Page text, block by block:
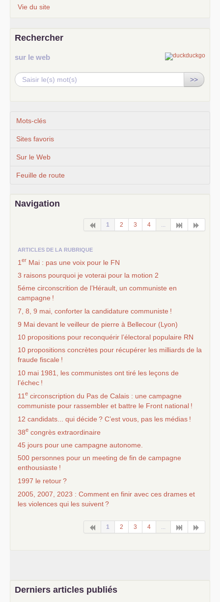
Vie du site
Rechercher
sur le web
>>
Mots-clés
Sites favoris
Sur le Web
Feuille de route
Navigation
1 2 3 4
ARTICLES DE LA RUBRIQUE
1 er Mai : pas une voix pour le FN
3 raisons pourquoi je voterai pour la motion 2
5éme circonscrition de l’Hérault, un communiste en
campagne !
7, 8, 9 mai, conforter la candidature communiste !
9 Mai devant le veilleur de pierre à Bellecour (Lyon)
10 propositions pour reconquérir l’électoral populaire RN
10 propositions concrètes pour récupérer les milliards de la
fraude fiscale !
10 mai 1981, les communistes ont tiré les leçons de
l’échec !
11 e circonscription du Pas de Calais : une campagne
communiste pour rassembler et battre le Front national !
12 candidats... qui décide ? C’est vous, pas les médias !
38e congrès extraordinaire
45 jours pour une campagne autonome.
500 personnes pour un meeting de fin de campagne
enthousiaste !
1997 le retour?
2005, 2007, 2023 : Comment en finir avec ces drames et
les violences qui les suivent?
1 2 3 4
Derniers articles publiés